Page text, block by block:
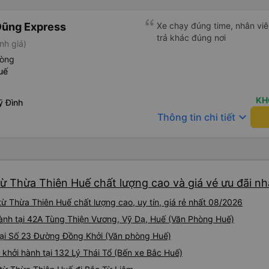
ký. Nhân viên chuyên
sao cho cả app Vexere và
Express
giá)
Đình
Xe chạy đúng time, nhân
trả khác đúng nơi
Thông tin chi tiết keyboard_arrow_down
Thừa Thiên Huế chất lượng cao và giá vé ưu đãi
Thừa Thiên Huế chất lượng cao, uy tín, giá rẻ nhất 08/2026
tại 42A Tùng Thiện Vương, Vỹ Dạ, Huế (Văn Phòng Huế)
Số 23 Đường Đồng Khởi (Văn phòng Huế)
hành tại 132 Lý Thái Tổ (Bến xe Bắc Huế)